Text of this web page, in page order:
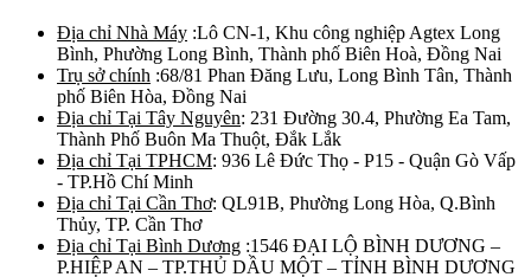
Địa chỉ Nhà Máy :Lô CN-1, Khu công nghiệp Agtex Long
Bình, Phường Long Bình, Thành phố Biên Hoà, Đồng Nai
Trụ sở chính :68/81 Phan Đăng Lưu, Long Bình Tân, Thành
phố Biên Hòa, Đồng Nai
Địa chỉ Tại Tây Nguyên: 231 Đường 30.4, Phường Ea Tam,
Thành Phố Buôn Ma Thuột, Đắk Lắk
Địa chỉ Tại TPHCM: 936 Lê Đức Thọ - P15 - Quận Gò Vấp
- TP.Hồ Chí Minh
Địa chỉ Tại Cần Thơ: QL91B, Phường Long Hòa, Q.Bình
Thủy, TP. Cần Thơ
Địa chỉ Tại Bình Dương :1546 ĐẠI LỘ BÌNH DƯƠNG –
P.HIỆP AN – TP.THỦ DẦU MỘT – TỈNH BÌNH DƯƠNG